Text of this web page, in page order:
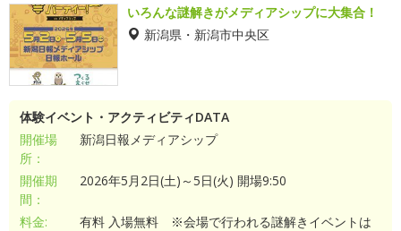
いろんな謎解きがメディアシップに大集合！
新潟県・新潟市中央区
体験イベント・アクティビティDATA
開催場
所：
新潟日報メディアシップ
開催期
間：
2026年5月2日(土)～5日(火) 開場9:50
料金:
有料 入場無料 ※会場で行われる謎解きイベントは